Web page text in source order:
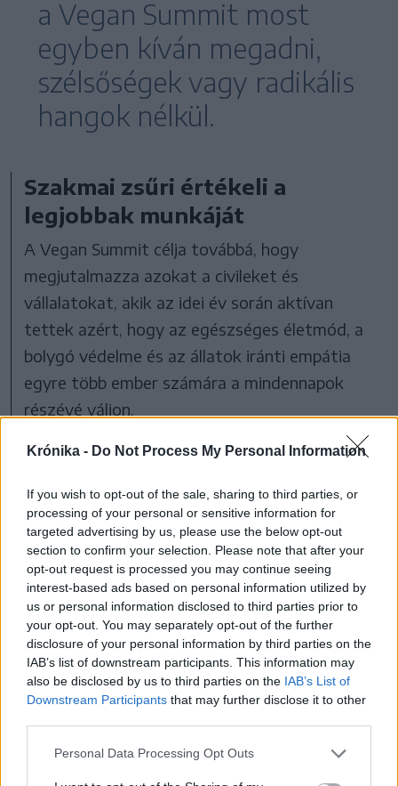
Krónika - Do Not Process My Personal Information
If you wish to opt-out of the sale, sharing to third parties, or
processing of your personal or sensitive information for
targeted advertising by us, please use the below opt-out
section to confirm your selection. Please note that after your
opt-out request is processed you may continue seeing
interest-based ads based on personal information utilized by
us or personal information disclosed to third parties prior to
your opt-out. You may separately opt-out of the further
disclosure of your personal information by third parties on the
IAB’s list of downstream participants. This information may
also be disclosed by us to third parties on the IAB’s List of
Downstream Participants that may further disclose it to other
Personal Data Processing Opt Outs
a Vegan Summit most
egyben kíván megadni,
szélsőségek vagy radikális
hangok nélkül.
Szakmai zsűri értékeli a
legjobbak munkáját
A Vegan Summit célja továbbá, hogy
megjutalmazza azokat a civileket és
vállalatokat, akik az idei év során aktívan
tettek azért, hogy az egészséges életmód, a
bolygó védelme és az állatok iránti empátia
egyre több ember számára a mindennapok
részévé váljon.
Jelentkezni vagy jelölni az alábbi kategóriák
Lakossági:
Az Év Vegán Nagykövete
Az Év Vegán Sportolója
Az Év Vegán Gasztroarca
Az Év Vegán Szakembere
Vállalati:
Az Év Vegán Gasztroélménye